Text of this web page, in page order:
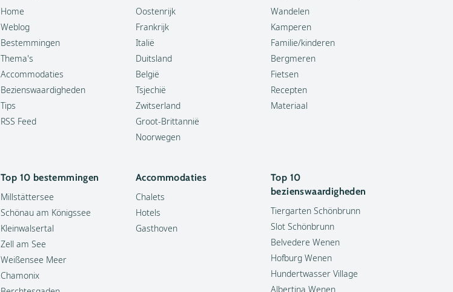
Home
Weblog
Bestemmingen
Thema's
Accommodaties
Bezienswaardigheden
Tips
RSS Feed
Oostenrijk
Frankrijk
Italië
Duitsland
België
Tsjechië
Zwitserland
Groot-Brittannië
Noorwegen
Wandelen
Kamperen
Familie/kinderen
Bergmeren
Fietsen
Recepten
Materiaal
Top 10 bestemmingen
Millstättersee
Schönau am Königssee
Kleinwalsertal
Zell am See
Weißensee Meer
Chamonix
Accommodaties
Chalets
Hotels
Gasthoven
Top 10
bezienswaardigheden
Tiergarten Schönbrunn
Slot Schönbrunn
Belvedere Wenen
Hofburg Wenen
Hundertwasser Village
Albertina Wenen